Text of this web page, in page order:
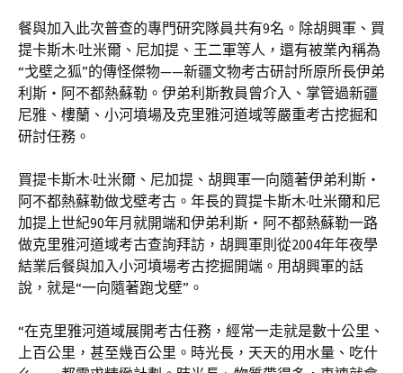
餐與加入此次普查的專門研究隊員共有9名。除胡興軍、買
提卡斯木·吐米爾、尼加提、王二軍等人，還有被業內稱為
“戈壁之狐”的傳怪傑物——新疆文物考古研討所原所長伊弟
利斯・阿不都熱蘇勒。伊弟利斯教員曾介入、掌管過新疆
尼雅、樓蘭、小河墳場及克里雅河道域等嚴重考古挖掘和
研討任務。
買提卡斯木·吐米爾、尼加提、胡興軍一向隨著伊弟利斯・
阿不都熱蘇勒做戈壁考古。年長的買提卡斯木·吐米爾和尼
加提上世紀90年月就開端和伊弟利斯・阿不都熱蘇勒一路
做克里雅河道域考古查詢拜訪，胡興軍則從2004年年夜學
結業后餐與加入小河墳場考古挖掘開端。用胡興軍的話
說，就是“一向隨著跑戈壁”。
“在克里雅河道域展開考古任務，經常一走就是數十公里、
上百公里，甚至幾百公里。時光長，天天的用水量、吃什